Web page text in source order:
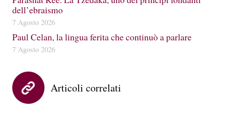
dell’ebraismo
7 Agosto 2026
Paul Celan, la lingua ferita che continuò a parlare
7 Agosto 2026
Articoli correlati